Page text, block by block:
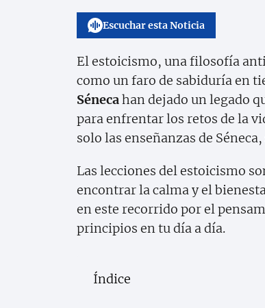
Escuchar esta Noticia
El estoicismo, una filosofía
como un faro de sabiduría en
Sénecahan dejado un legado
para enfrentar los retos de la
solo las enseñanzas de
Las lecciones del estoicismo
encontrar la calma y el
en este recorrido por el
principios en tu día a día.
Índice